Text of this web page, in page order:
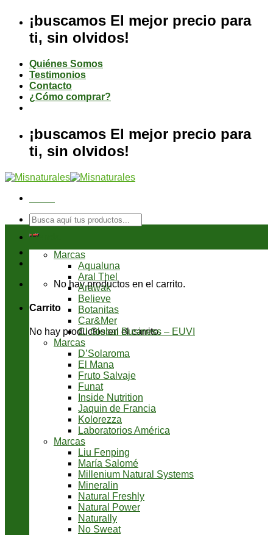
contenido
¡buscamos El mejor precio para
ti, sin olvidos!
Quiénes Somos
Testimonios
Contacto
¿Cómo comprar?
¡buscamos El mejor precio para
ti, sin olvidos!
Buscar
por:
No hay productos en el carrito.
Carrito
No hay productos en el carrito.
Tienda
Marcas
Aqualuna
Aral Thel
Arawak
Believe
Botanitas
Car&Mer
CI Global Business – EUVI
Marcas
D’Solaroma
El Mana
Fruto Salvaje
Funat
Inside Nutrition
Jaquin de Francia
Kolorezza
Laboratorios América
Marcas
Liu Fenping
María Salomé
Millenium Natural Systems
Mineralin
Natural Freshly
Natural Power
Naturally
No Sweat